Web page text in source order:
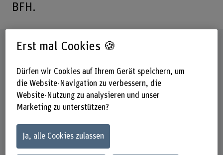
BFH.
Abkürzungen
SAS = Short Advanced Studies
CAS = Certificate of Advanced Studies
DAS = Diploma of Advanced Studies
EMBA = Executive Master of Business
Administration
Erst mal Cookies 🍪
Dürfen wir Cookies auf Ihrem Gerät speichern, um
die Website-Navigation zu verbessern, die
Website-Nutzung zu analysieren und unser
Marketing zu unterstützen?
Ja, alle Cookies zulassen